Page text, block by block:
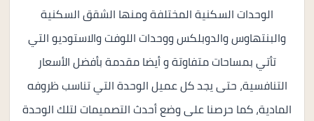
الوحدات السكنية المختلفة ومنها الشقق السكنية
والبنتهاوس والدوبلكس ووحدات اللوفت والاستوديو التي
تأتي بمساحات متفاوتة و أيضا مقدمة بأفضل الأسعار
التنافسية، حتى يجد كل عميل الوحدة التي تناسب ظروفه
المادية، كما حرصنا على وضع أحدث التصميمات لتلك الوحدة